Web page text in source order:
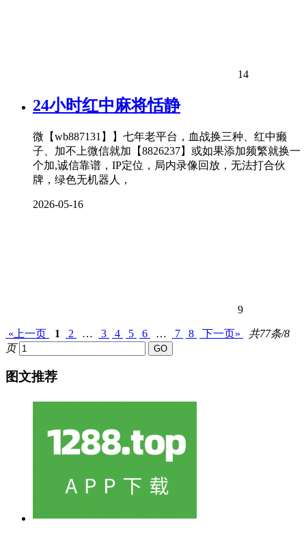
14
24小时红中麻将恬静
微【wb887131】】七年老平台，血战换三种、红中癞
子、加不上微信就加【8826237】或如果添加频繁就换一
个加,诚信靠谱，IP定位，局内录像回放，无法打合伙
牌，绿色无机器人，
2026-05-16
9
«上一页 1 2 … 3 4 5 6 … 7 8 下一页»
共77条/8
页
图文推荐